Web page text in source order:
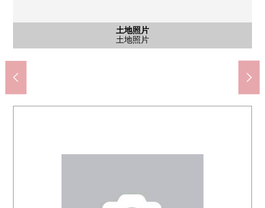
土地照片
土地照片
土地照片
土地照片
土地照片
土地照片
含有前面道路的外觀
前面道路
土地照片
土地照片
土地照片
土地照片
土地照片
土地照片
含有前面道路的外觀
前面道路
土地照片
土地照片
土地照片
土地照片
土地照片
土地照片
土地照片
土地照片
風景
土地照片
土地照片
土地照片
土地照片
土地照片
土地照片
土地照片
含有前面道路的外觀
前面道路
含有前面道路的外觀
前面道路
土地照片
土地照片
含有前面道路的外觀
前面道路
含有前面道路的外觀
前面道路
市營公共汽車"櫻丘1丁目"停(約300m)
停歩4分
仙台市立櫻丘小學(約650m)
步行9分鐘
仙台市立櫻丘中學(約820m)
步行11分鐘
櫻丘5丁目公園(約120m)
步行2分鐘
仙台櫻丘郵局(約500m)
步行7分鐘
仙台銀行櫻丘分店(約500m)
步行7分鐘
7-Eleven仙台櫻丘6丁目商店(約510m)
步行7分鐘
櫻丘aozora內科(約680m)
步行9分鐘
miyagi消費合作社櫻丘商店(約1070m)
步行14分鐘
TSURUHA藥品仙台長壽ka山岡商店(約1210m)
步行16分鐘